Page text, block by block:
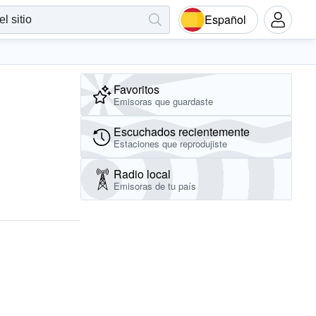
Español
Favoritos
Emisoras que guardaste
Escuchados recientemente
Estaciones que reprodujiste
Radio local
Emisoras de tu país